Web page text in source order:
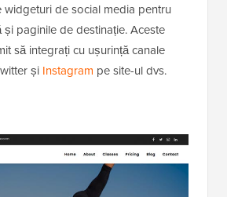
widgeturi de social media pentru
paginile de destinație. Aceste
să integrați cu ușurință canale
și Instagram pe site-ul dvs.